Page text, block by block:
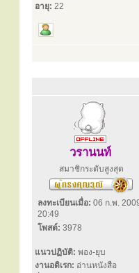
อายุ: 22
วรานนท์
สมาชิกระดับสูงสุด
ลงทะเบียนเมื่อ: 06 ก.พ.
20:49
โพสต์: 3978
แนวปฏิบัติ: พอง-ยุบ
งานอดิเรก: อ่านหนังสือ